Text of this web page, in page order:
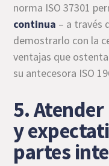
norma ISO 37301
continua – a través
demostrarlo con la
ventajas que
su antecesora ISO
5.
y
partes